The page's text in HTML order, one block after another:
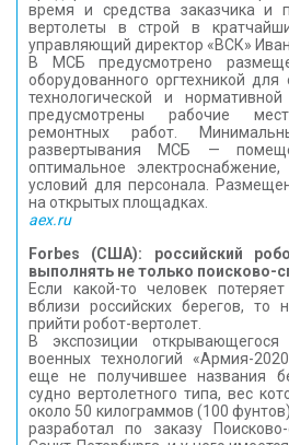
время и средства заказчика и
вертолеты в строй в
управляющий директор «ВСК»
В МСБ предусмотрено
оборудованного оргтехникой
технологической и
предусмотрены рабочие
ремонтных работ.
развертывания МСБ —
оптимальное
условий для персонала.
на открытых площадках.
aex.ru
Forbes (США): российский
выполнять не только поисково-
Если какой-то человек
вблизи российских берегов,
прийти робот-вертолет.
В экспозиции
военных технологий «Армия-
еще не получившее названия
судно вертолетного типа, вес
около 50 килограммов (100
разработал по заказу